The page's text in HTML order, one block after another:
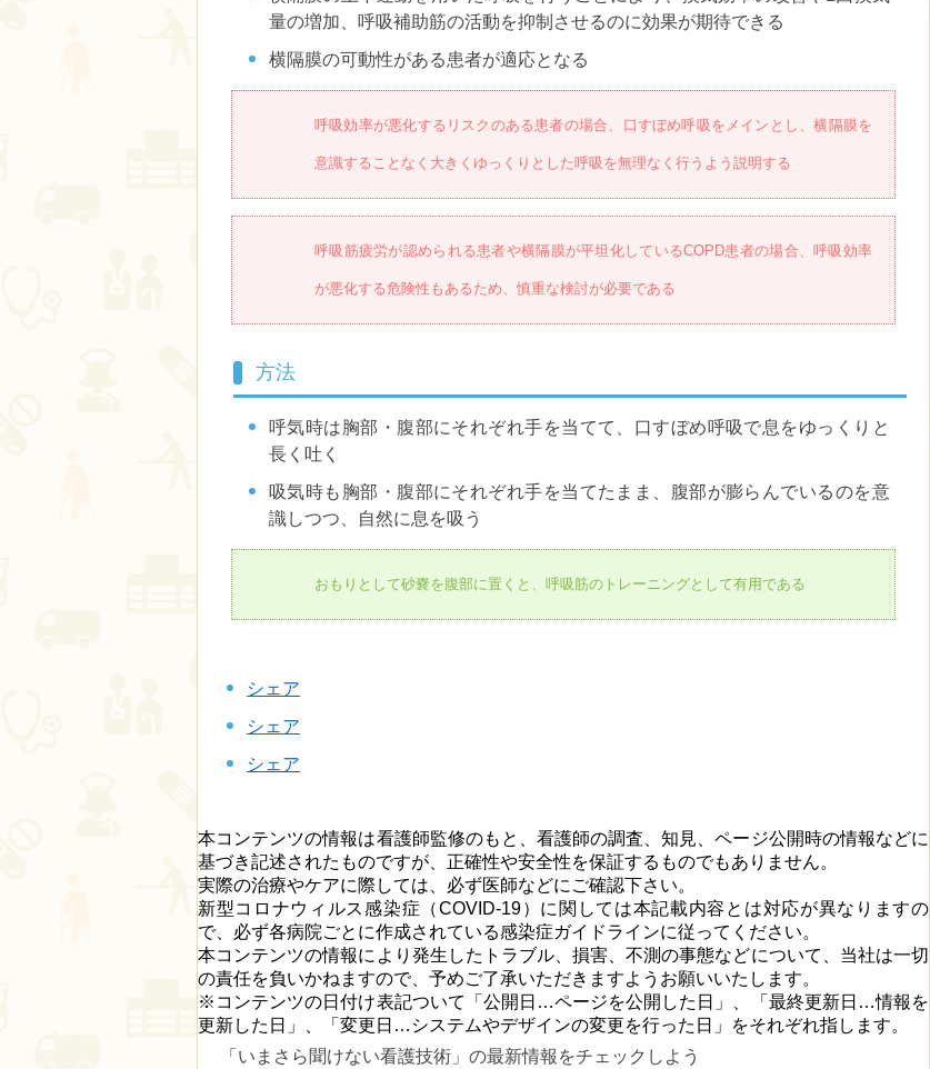
量の増加、呼吸補助筋の活動を抑制させるのに効果が期待できる
横隔膜の可動性がある患者が適応となる
呼吸効率が悪化するリスクのある患者の場合、口すぼめ呼吸をメインとし、横隔膜を
意識することなく大きくゆっくりとした呼吸を無理なく行うよう説明する
呼吸筋疲労が認められる患者や横隔膜が平坦化しているCOPD患者の場合、呼吸効率
が悪化する危険性もあるため、慎重な検討が必要である
方法
呼気時は胸部・腹部にそれぞれ手を当てて、口すぼめ呼吸で息をゆっくりと
長く吐く
吸気時も胸部・腹部にそれぞれ手を当てたまま、腹部が膨らんでいるのを意
識しつつ、自然に息を吸う
おもりとして砂嚢を腹部に置くと、呼吸筋のトレーニングとして有用である
シェア
シェア
シェア
本コンテンツの情報は看護師監修のもと、看護師の調査、知見、ページ公開時の情報などに
基づき記述されたものですが、正確性や安全性を保証するものでもありません。
実際の治療やケアに際しては、必ず医師などにご確認下さい。
新型コロナウィルス感染症（COVID-19）に関しては本記載内容とは対応が異なりますの
で、必ず各病院ごとに作成されている感染症ガイドラインに従ってください。
本コンテンツの情報により発生したトラブル、損害、不測の事態などについて、当社は一切
の責任を負いかねますので、予めご了承いただきますようお願いいたします。
※コンテンツの日付け表記ついて「公開日…ページを公開した日」、「最終更新日…情報を
更新した日」、「変更日…システムやデザインの変更を行った日」をそれぞれ指します。
「いまさら聞けない看護技術」の最新情報をチェックしよう